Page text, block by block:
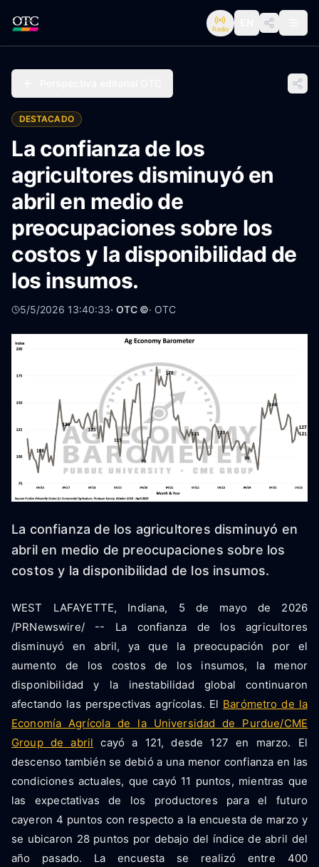
Radio
DESTACADO
La confianza de los
agricultores disminuyó en
abril en medio de
preocupaciones sobre los
costos y la disponibilidad de
los insumos.
5/5/2026 13:40:33· OTC ©· OTC
La confianza de los agricultores disminuyó en
abril en medio de preocupaciones sobre los
costos y la disponibilidad de los insumos.
WEST LAFAYETTE, Indiana, 5 de mayo de 2026
/PRNewswire/ -- La confianza de los agricultores
disminuyó en abril, ya que la preocupación por el
aumento de los costos de los insumos, la menor
disponibilidad y la inestabilidad global continuaron
afectando las perspectivas agrícolas. El Barómetro de la
Economía Agrícola de la Universidad de Purdue/CME
Group de abril cayó a 121, desde 127 en marzo. El
descenso también se debió a una menor confianza en las
condiciones actuales, que cayó 11 puntos, mientras que
las expectativas de los productores para el futuro
cayeron 4 puntos con respecto a la encuesta de marzo y
se ubicaron 28 puntos por debajo del índice de abril del
año pasado. La encuesta se realizó entre 400